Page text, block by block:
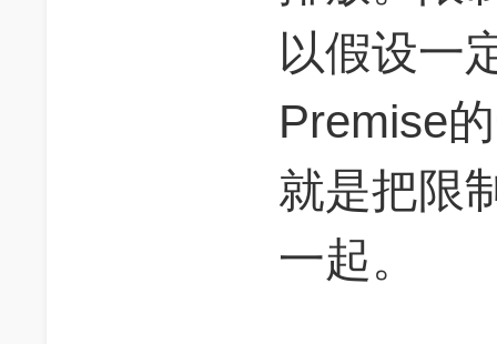
以假设一
Premise
就是把限
一起。